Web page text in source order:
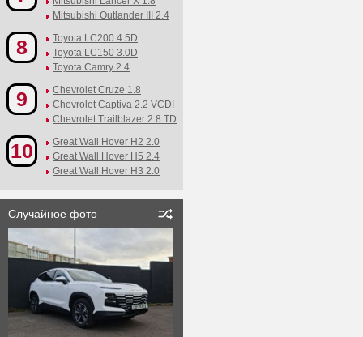
Mitsubishi Outlander III 2.4
8
Toyota LC200 4.5D
Toyota LC150 3.0D
Toyota Camry 2.4
9
Chevrolet Cruze 1.8
Chevrolet Captiva 2.2 VCDI
Chevrolet Trailblazer 2.8 TD
10
Great Wall Hover H2 2.0
Great Wall Hover H5 2.4
Great Wall Hover H3 2.0
Случайное фото